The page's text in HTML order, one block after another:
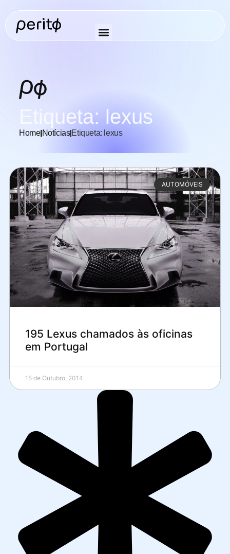
Etiqueta: lexus
HomeNotícias Etiqueta: lexus
AUTOMÓVEIS
195 Lexus chamados às oficinas
em Portugal
15 de Outubro, 2014